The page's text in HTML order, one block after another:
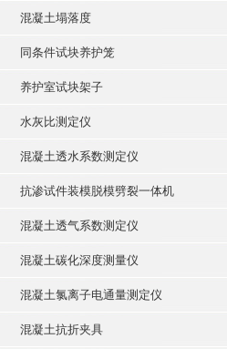
混凝土塌落度
同条件试块养护笼
养护室试块架子
水灰比测定仪
混凝土透水系数测定仪
抗渗试件装模脱模劈裂一体机
混凝土透气系数测定仪
混凝土碳化深度测量仪
混凝土氯离子电通量测定仪
混凝土抗折夹具